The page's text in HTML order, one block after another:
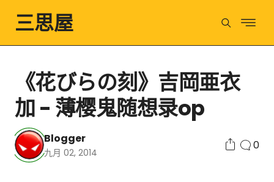
三思屋
《花びらの刻》吉岡亜衣
加 - 薄樱鬼随想录op
Blogger
九月 02, 2014
0